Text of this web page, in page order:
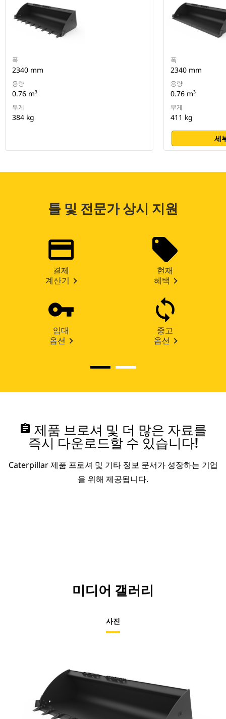
폭
2340 mm
용량
0.76 m³
무게
384 kg
폭
2340 mm
용량
0.76 m³
무게
411 kg
세
툴 및 전문가 상시 지원
결제
계산기
현재
혜택
임대
옵션
중고
옵션
assignment 제품 브로셔 및 더 많은 자료를
즉시 다운로드할 수 있습니다!
Caterpillar 제품 프로셔 및 기타 정보 문서가 성장하는 기업
을 위해 제공됩니다.
미디어 갤러리
사진